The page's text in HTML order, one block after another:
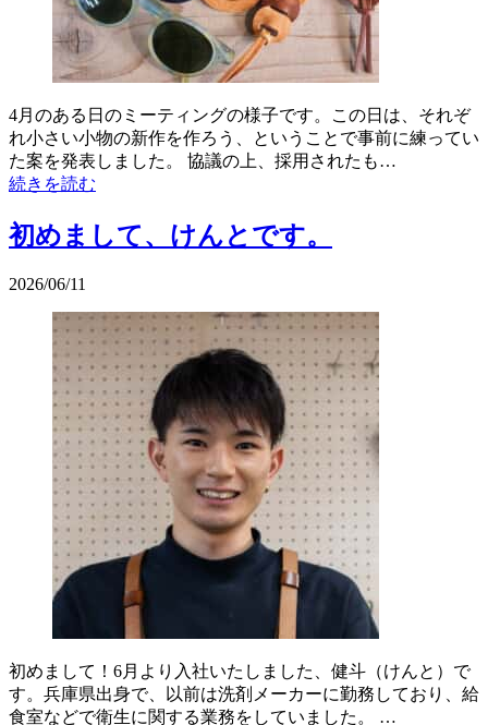
4月のある日のミーティングの様子です。この日は、それぞ
れ小さい小物の新作を作ろう、ということで事前に練ってい
た案を発表しました。 協議の上、採用されたも…
続きを読む
初めまして、けんとです。
2026/06/11
初めまして！6月より入社いたしました、健斗（けんと）で
す。兵庫県出身で、以前は洗剤メーカーに勤務しており、給
食室などで衛生に関する業務をしていました。 …